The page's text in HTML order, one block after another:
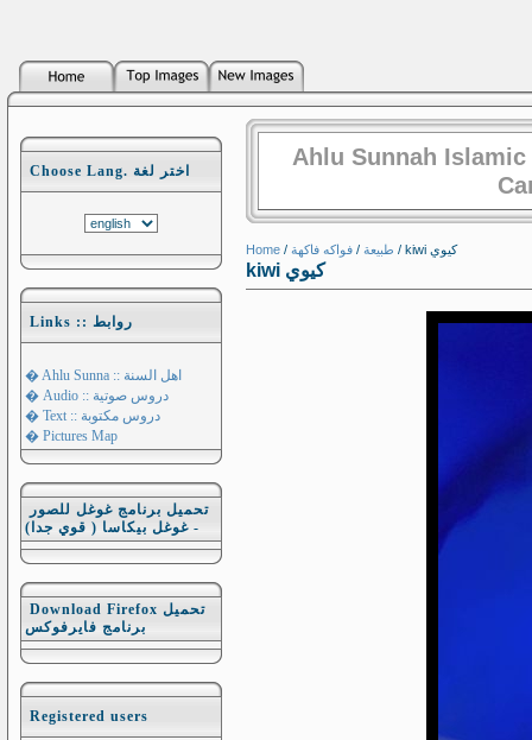
Choose Lang. اختر لغة
Links :: روابط
� Ahlu Sunna :: اهل السنة
� Audio :: دروس صوتية
� Text :: دروس مكتوبة
� Pictures Map
تحميل برنامج غوغل للصور
- غوغل بيكاسا ( قوي جدا)
Download Firefox تحميل
برنامج فايرفوكس
Registered users
Ahlu Sunnah
Home / طبيعة / فواكه فاكهة / kiwi كيوي
kiwi كيوي